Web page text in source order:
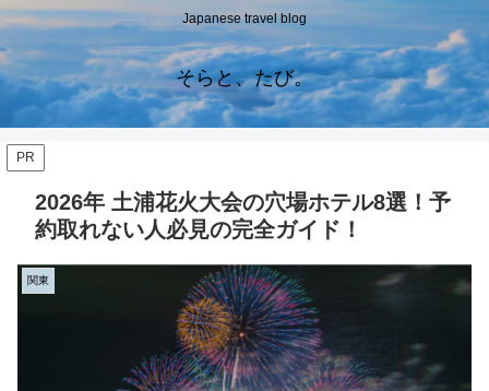
Japanese travel blog
そらと、たび。
PR
2026年 土浦花火大会の穴場ホテル8選！予
約取れない人必見の完全ガイド！
関東